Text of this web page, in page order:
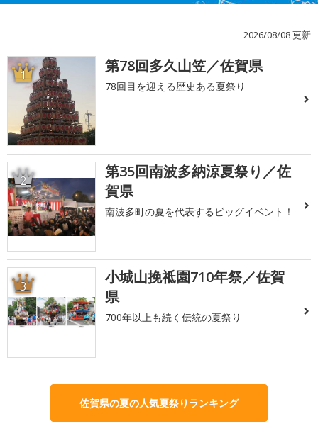
2026/08/08 更新
1 第78回多久山笠／佐賀県
78回目を迎える歴史ある夏祭り
2
第35回南波多納涼夏祭り／佐
賀県
南波多町の夏を代表するビッグイベント！
3
小城山挽祗園710年祭／佐賀
県
700年以上も続く伝統の夏祭り
佐賀県の夏の人気夏祭りランキング